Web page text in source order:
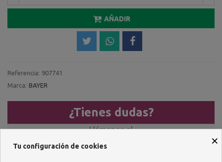
AÑADIR
Referencia: 907741
Marca: BAYER
¿Tienes dudas?
Llámanos al
957 482 404
×
Tu configuración de cookies